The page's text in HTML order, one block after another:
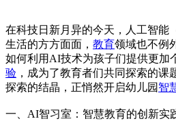
在科技日新月异的今天，人工智能
生活的方方面面， 教育领域也不例
如何利用AI技术为孩子们提供更加
验 ，成为了教育者们共同探索的课
探索的结晶，正悄然开启幼儿园 智
一、AI智习室：智慧教育的创新实